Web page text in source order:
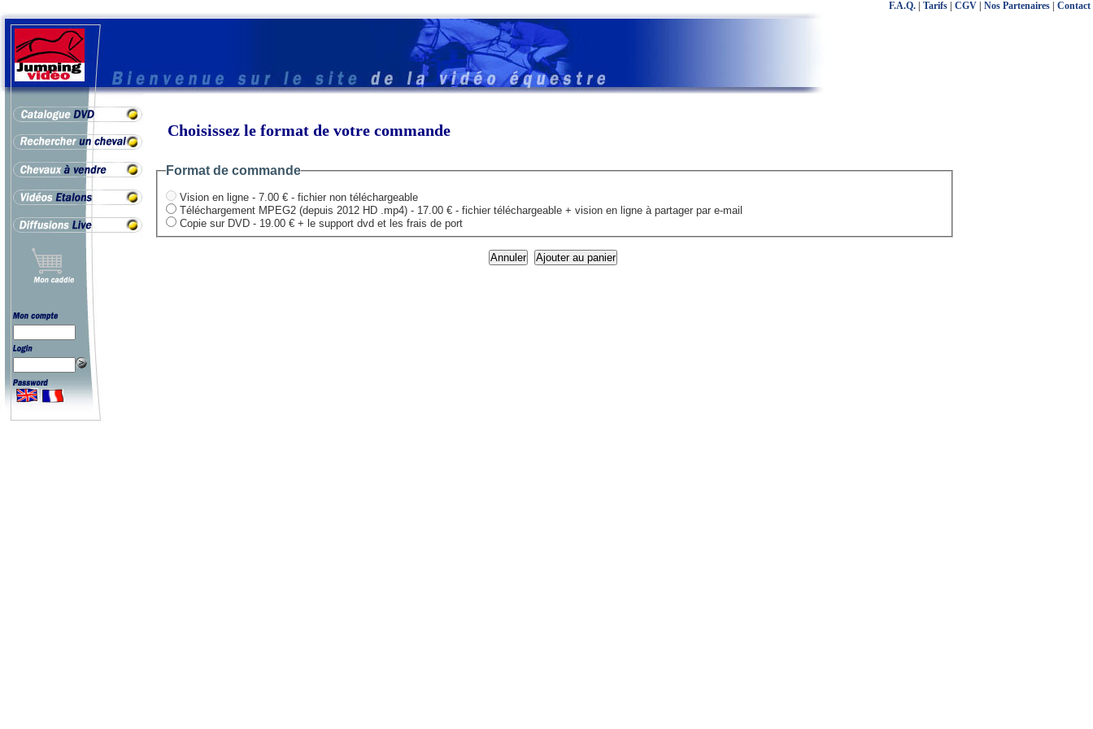
F.A.Q. Tarifs CGV Nos Partenaires Contact
Choisissez le format de votre commande
Format de commande
Vision en ligne - 7.00 € - fichier non téléchargeable
Téléchargement MPEG2 (depuis 2012 HD .mp4) - 17.00 € - fichier téléchargeable + vision en ligne à partager par e-mail
Copie sur DVD - 19.00 € + le support dvd et les frais de port